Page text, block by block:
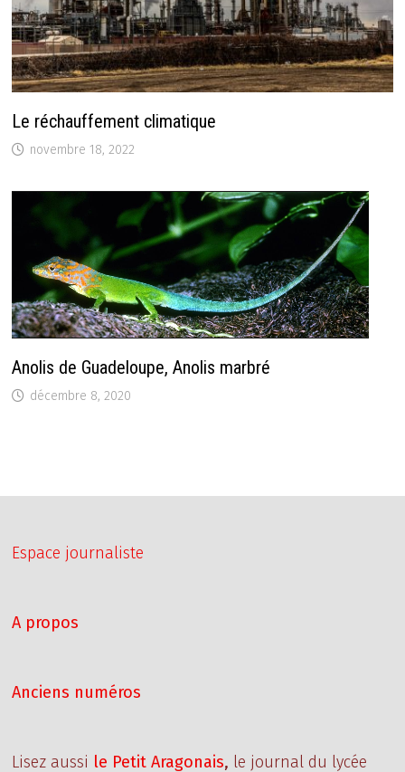
Le réchauffement climatique
novembre 18, 2022
Anolis de Guadeloupe, Anolis marbré
décembre 8, 2020
Espace journaliste
A propos
Anciens numéros
Lisez aussi le Petit Aragonais, le journal du lycée